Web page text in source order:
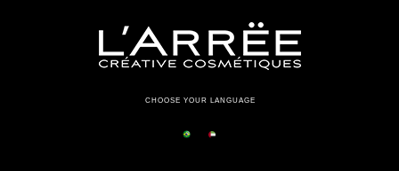
CHOOSE YOUR LANGUAGE